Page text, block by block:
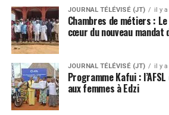
JOURNAL TÉLÉVISÉ (JT) il y
Chambres de métiers :
cœur du nouveau mandat
JOURNAL TÉLÉVISÉ (JT) il y
Programme Kafui :
aux femmes à Edzi